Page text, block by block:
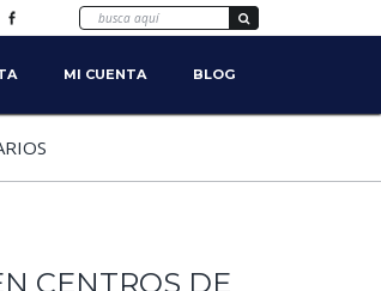
MI CUENTA BLOG
CENTROS DE